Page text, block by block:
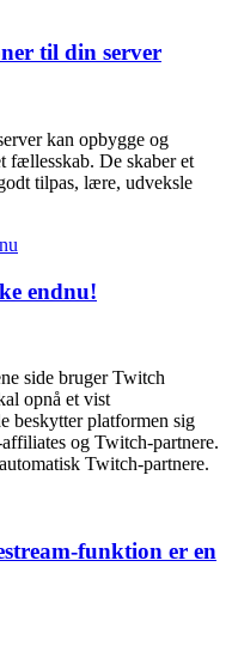
til din server
kan opbygge og
fællesskab. De skaber et
tilpas, lære, udveksle
endnu!
side bruger Twitch
opnå et vist
beskytter platformen sig
og Twitch-partnere.
Twitch-partnere.
funktion er en